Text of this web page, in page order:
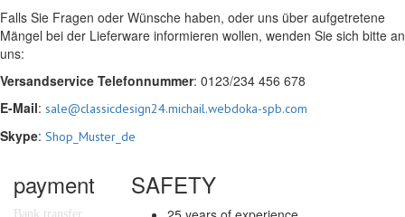
Falls Sie Fragen oder Wünsche haben, oder uns über aufgetretene
Mängel bei der Lieferware informieren wollen, wenden Sie sich bitte an
uns:
Versandservice Telefonnummer: 0123/234 456 678
E-Mail: sale@classicdesign24.michail.webdoka-spb.com
Skype: Shop_Muster_de
payment
Bank transfer
SAFETY